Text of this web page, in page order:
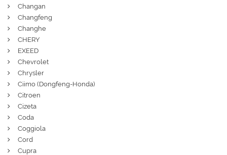
Changan
Changfeng
Changhe
CHERY
EXEED
Chevrolet
Chrysler
Ciimo (Dongfeng-Honda)
Citroen
Cizeta
Coda
Coggiola
Cord
Cupra